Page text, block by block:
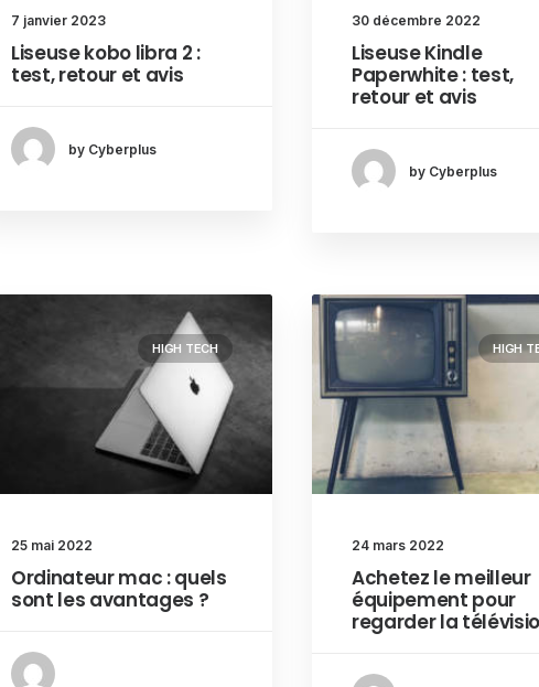
7 janvier 2023
Liseuse kobo libra 2 :
test, retour et avis
by Cyberplus
30 décembre 2022
Liseuse Kindle
Paperwhite : test,
retour et avis
by Cyberplus
HIGH TECH
25 mai 2022
Ordinateur mac : quels
sont les avantages ?
HIGH
24 mars 2022
Achetez le meilleur
équipement pour
regarder la